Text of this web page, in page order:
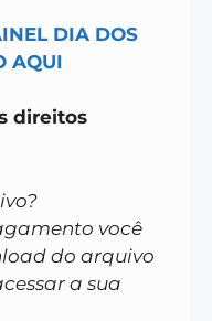
DIA DOS
AQUI
direitos
você
do arquivo
a sua